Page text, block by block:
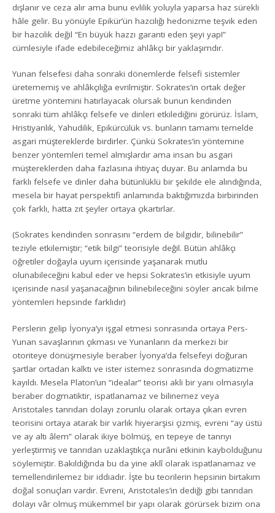
dışlanır ve ceza alır ama bunu evlilik yoluyla yaparsa haz sürekli
hâle gelir. Bu yönüyle Epikür’ün hazcılığı hedonizme teşvik eden
bir hazcılık değil “En büyük hazzı garanti eden şeyi yap!”
cümlesiyle ifade edebileceğimiz ahlâkçı bir yaklaşımdır.
Yunan felsefesi daha sonraki dönemlerde felsefi sistemler
üretememiş ve ahlâkçılığa evrilmiştir. Sokrates’in ortak değer
üretme yöntemini hatırlayacak olursak bunun kendinden
sonraki tüm ahlâkçı felsefe ve dinleri etkilediğini görürüz. İslam,
Hristiyanlık, Yahudilik, Epikürcülük vs. bunların tamamı temelde
asgari müştereklerde birdirler. Çünkü Sokrates’in yöntemine
benzer yöntemleri temel almışlardır ama insan bu asgari
müştereklerden daha fazlasına ihtiyaç duyar. Bu anlamda bu
farklı felsefe ve dinler daha bütünlüklü bir şekilde ele alındığında,
mesela bir hayat perspektifi anlamında baktığımızda birbirinden
çok farklı, hatta zıt şeyler ortaya çıkartırlar.
(Sokrates kendinden sonrasını “erdem de bilgidir, bilinebilir”
teziyle etkilemiştir; “etik bilgi” teorisiyle değil. Bütün ahlâkçı
öğretiler doğayla uyum içerisinde yaşanarak mutlu
olunabileceğini kabul eder ve hepsi Sokrates’in etkisiyle uyum
içerisinde nasıl yaşanacağının bilinebileceğini söyler ancak bilme
yöntemleri hepsinde farklıdır)
Perslerin gelip İyonya’yı işgal etmesi sonrasında ortaya Pers-
Yunan savaşlarının çıkması ve Yunanların da merkezi bir
otoriteye dönüşmesiyle beraber İyonya’da felsefeyi doğuran
şartlar ortadan kalktı ve ister istemez sonrasında dogmatizme
kayıldı. Mesela Platon’un “idealar” teorisi akli bir yanı olmasıyla
beraber dogmatiktir, ispatlanamaz ve bilinemez veya
Aristotales tanrıdan dolayı zorunlu olarak ortaya çıkan evren
teorisini ortaya atarak bir varlık hiyerarşisi çizmiş, evreni “ay üstü
ve ay altı âlem” olarak ikiye bölmüş, en tepeye de tanrıyı
yerleştirmiş ve tanrıdan uzaklaştıkça nurâni etkinin kaybolduğunu
söylemiştir. Bakıldığında bu da yine aklî olarak ispatlanamaz ve
temellendirilemez bir iddiadır. İşte bu teorilerin hepsinin birtakım
doğal sonuçları vardır. Evreni, Aristotales’in dediği gibi tanrıdan
dolayı vâr olmuş mükemmel bir yapı olarak görürsek bizim ona